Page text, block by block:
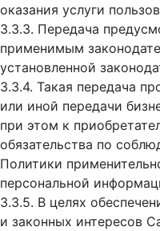
оказания услуги
3.3.3. Передача
применимым
установленной
3.3.4. Такая передача
или иной передачи
при этом к
обязательства по
Политики
персональной
3.3.5. В целях
и законных интересов